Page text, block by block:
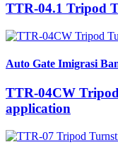
TTR-04.1 Tripod
Auto Gate Imigrasi
TTR-04CW
application